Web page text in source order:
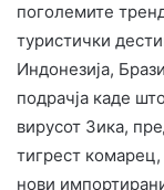
поголемите
туристички
Индонезија,
подрачја каде
вирусот Зика,
тигрест
нови